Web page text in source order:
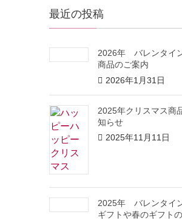
最近の投稿
2026年 バレンタイ
商品のご案内
2026年1月31日
2025年クリスマス商
知らせ
2025年11月11日
2025年 バレンタイ
ギフトや春のギフト